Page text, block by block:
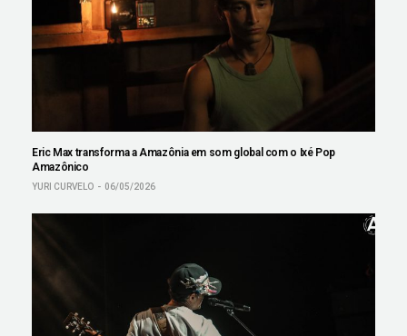
Eric Max transforma a Amazônia em som global com o Ixé Pop
Amazônico
YURI CURVELO 06/05/2026